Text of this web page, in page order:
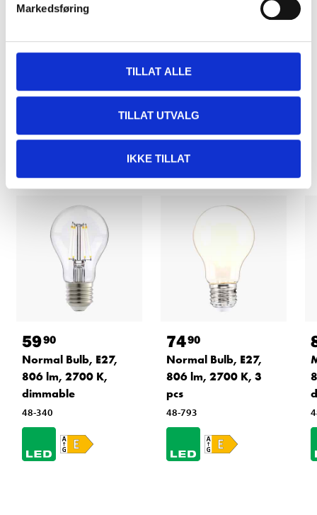
Markedsføring
TILLAT ALLE
TILLAT UTVALG
IKKE TILLAT
READ MORE
Other customers also bought
5990
Normal Bulb, E27,
806 lm, 2700 K,
dimmable
48-340
7490
Normal Bulb, E27,
806 lm, 2700 K, 3
pcs
48-793